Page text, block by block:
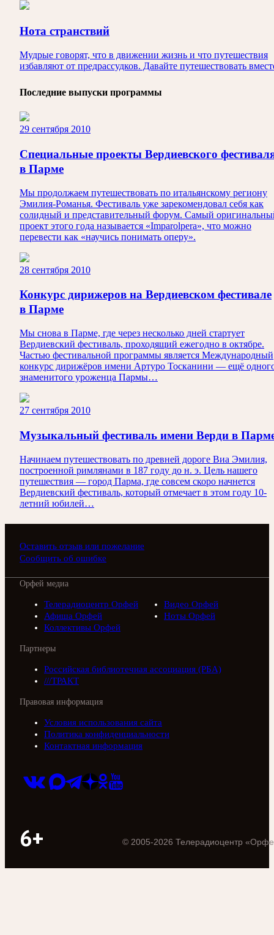
Нота странствий
Мудрые говорят, что в движении жизнь и что путешествия
избавляют от предрассудков. Давайте путешествовать
Последние выпуски программы
29 сентября 2010
Специальные проекты Вердиевского
в Парме
Мы продолжаем путешествовать по итальянскому региону
Эмилия-Романья. Фестиваль уже зарекомендовал себя как
солидный и представительный форум. Самый
проект этого года называется «Imparolpera», что можно
перевести как «научись понимать оперу».
28 сентября 2010
Конкурс дирижеров на Вердиевском фестивале
в Парме
Мы снова в Парме, где через несколько дней стартует
Вердиевский фестиваль, проходящий ежегодно в октябре.
Частью фестивальной программы является Международный
конкурс дирижёров имени Артуро Тосканини — ещё
знаменитого уроженца Пармы…
27 сентября 2010
Музыкальный фестиваль имени Верди в
Начинаем путешествовать по древней дороге Виа Эмилия,
построенной римлянами в 187 году до н. э. Цель нашего
путешествия — город Парма, где совсем скоро начнется
Вердиевский фестиваль, который отмечает в этом году 10-
летний юбилей…
Оставить отзыв или пожелание
Сообщить об ошибке
Орфей медиа
Телерадиоцентр Орфей
Видео Орфей
Афиша Орфей
Ноты Орфей
Коллективы Орфей
Партнеры
Российская библиотечная ассоциация (РБА)
///ТРАКТ
Правовая информация
Условия использования сайта
Политика конфиденциальности
Контактная информация
6+ © 2005-2026 Телерадиоцентр